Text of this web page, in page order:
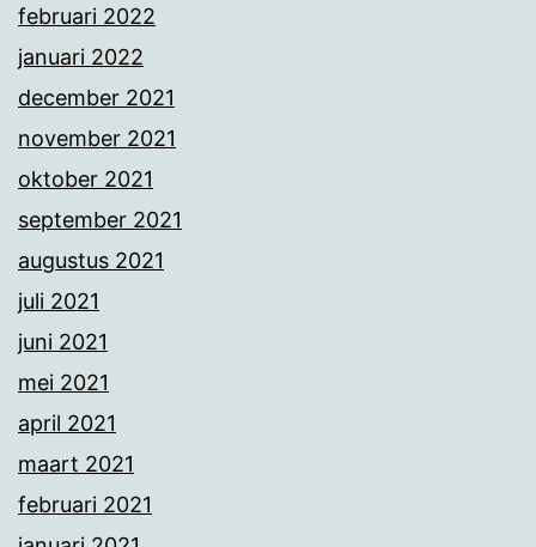
februari 2022
januari 2022
december 2021
november 2021
oktober 2021
september 2021
augustus 2021
juli 2021
juni 2021
mei 2021
april 2021
maart 2021
februari 2021